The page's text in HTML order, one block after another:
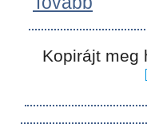
Kopirájt meg